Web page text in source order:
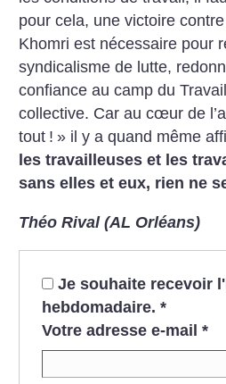
pour cela, une victoire
Khomri est nécessaire pour
syndicalisme de lutte,
confiance au camp du
collective. Car au cœur de
tout ! » il y a quand même
les travailleuses et les
sans elles et eux, rien ne
Théo Rival (AL Orléans)
Je souhaite recevoir
hebdomadaire. *
Votre adresse e-mail *